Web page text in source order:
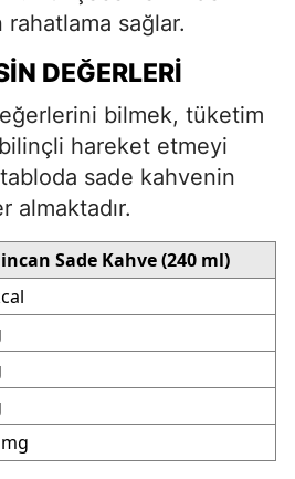
rahatlama sağlar.
DEĞERLERI
bilmek, tüketim
hareket etmeyi
sade kahvenin
almaktadır.
Sade Kahve (240 ml)